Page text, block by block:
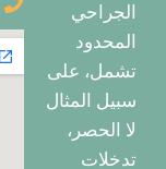
الجراحي
المحدود
تشمل، على
سبيل المثال
لا الحصر،
تدخلات